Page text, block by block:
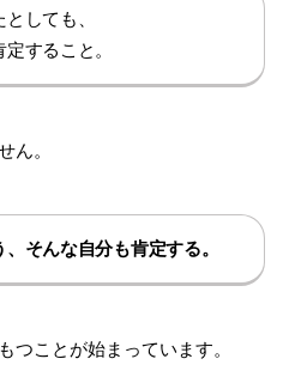
しても、
すること。
ん。
そんな自分も肯定する。
つことが始まっています。